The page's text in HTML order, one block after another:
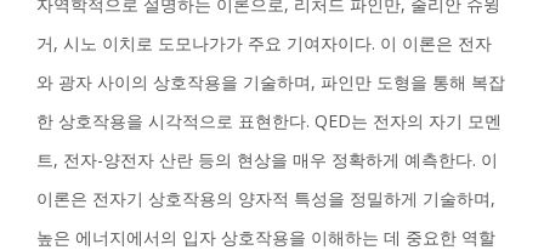
거, 시노 이치로 도모나가가 주요 기여자이다. 이 이론은 전자
와 광자 사이의 상호작용을 기술하며, 파인만 도형을 통해 복잡
한 상호작용을 시각적으로 표현한다. QED는 전자의 자기 모멘
트, 전자-양전자 산란 등의 현상을 매우 정확하게 예측한다. 이
이론은 전자기 상호작용의 양자적 특성을 정밀하게 기술하며,
높은 에너지에서의 입자 상호작용을 이해하는 데 중요한 역할